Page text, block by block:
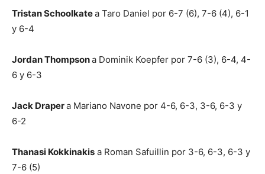
Tristan Schoolkatea Taro Daniel por 6-7 (6), 7-6 (4), 6-1
y 6-4
Jordan Thompsona Dominik Koepfer por 7-6 (3), 6-4, 4-
6 y 6-3
Jack Drapera Mariano Navone por 4-6, 6-3, 3-6, 6-3 y
6-2
Thanasi Kokkinakis a Roman Safuillin por 3-6, 6-3, 6-3 y
7-6 (5)